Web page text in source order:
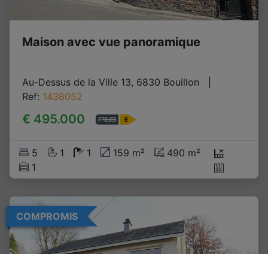
Maison avec vue panoramique
Au-Dessus de la Ville 13, 6830 Bouillon
Ref: 1438052
€ 495.000
5 1 1 159 m²
490 m²
1
COMPROMIS